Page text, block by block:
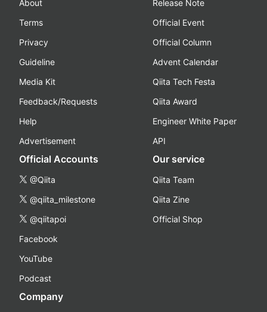
About
Terms
Privacy
Guideline
Media Kit
Feedback/Requests
Help
Advertisement
Release Note
Official Event
Official Column
Advent Calendar
Qiita Tech Festa
Qiita Award
Engineer White Paper
API
Official Accounts
@Qiita
@qiita_milestone
@qiitapoi
Facebook
YouTube
Podcast
Our service
Qiita Team
Qiita Zine
Official Shop
Company